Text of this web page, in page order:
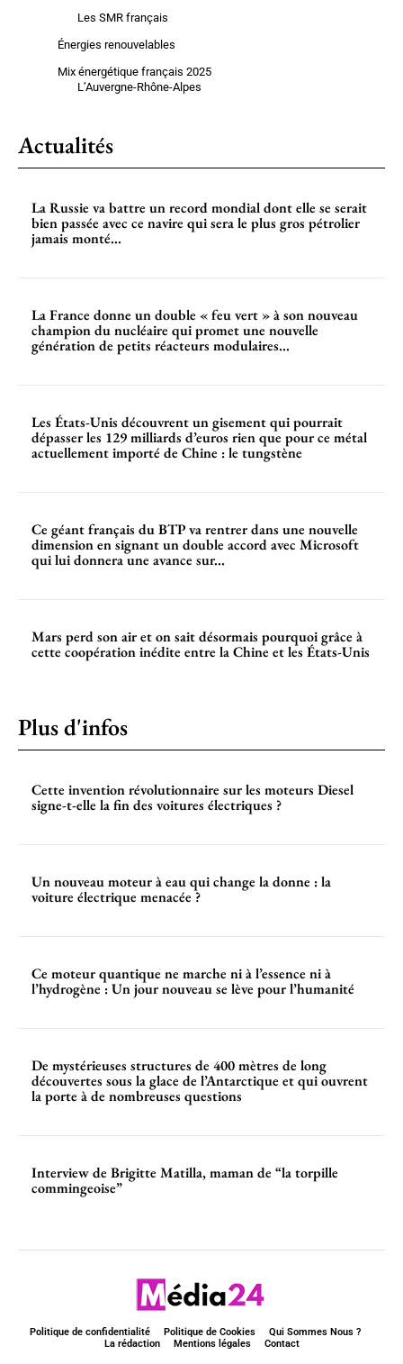
Les SMR français
Énergies renouvelables
Mix énergétique français 2025
L’Auvergne-Rhône-Alpes
Actualités
La Russie va battre un record mondial dont elle se serait
bien passée avec ce navire qui sera le plus gros pétrolier
jamais monté...
La France donne un double « feu vert » à son nouveau
champion du nucléaire qui promet une nouvelle
génération de petits réacteurs modulaires...
Les États-Unis découvrent un gisement qui pourrait
dépasser les 129 milliards d’euros rien que pour ce métal
actuellement importé de Chine : le tungstène
Ce géant français du BTP va rentrer dans une nouvelle
dimension en signant un double accord avec Microsoft
qui lui donnera une avance sur...
Mars perd son air et on sait désormais pourquoi grâce à
cette coopération inédite entre la Chine et les États-Unis
Plus d'infos
Cette invention révolutionnaire sur les moteurs Diesel
signe-t-elle la fin des voitures électriques ?
Un nouveau moteur à eau qui change la donne : la
voiture électrique menacée ?
Ce moteur quantique ne marche ni à l’essence ni à
l’hydrogène : Un jour nouveau se lève pour l’humanité
De mystérieuses structures de 400 mètres de long
découvertes sous la glace de l’Antarctique et qui ouvrent
la porte à de nombreuses questions
Interview de Brigitte Matilla, maman de “la torpille
commingeoise”
Politique de confidentialité Politique de Cookies
Qui Sommes Nous ?
La rédaction
Mentions légales Contact